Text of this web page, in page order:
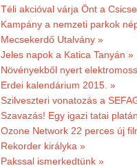
Téli akcióval várja Önt a
Kampány a nemzeti parkok
Mecsekerdő Utalvány »
Jeles napok a Katica Tanyán »
Növényekből nyert
Erdei kalendárium 2015. »
Szilveszteri vonatozás a
Szavazás! Egy igazi tatai
Ozone Network 22 perces új
Rekorder királyka »
Pakssal ismerkedtünk »